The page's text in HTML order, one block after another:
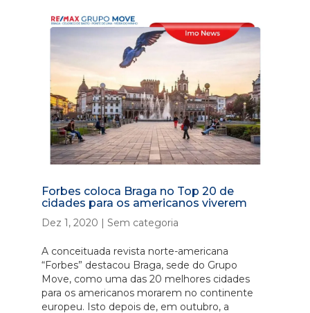
Forbes coloca Braga no Top 20 de
cidades para os americanos viverem
Dez 1, 2020 | Sem categoria
A conceituada revista norte-americana
“Forbes” destacou Braga, sede do Grupo
Move, como uma das 20 melhores cidades
para os americanos morarem no continente
europeu. Isto depois de, em outubro, a